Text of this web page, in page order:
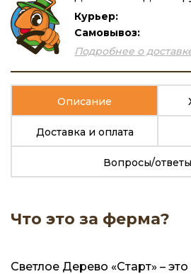
Курьер:
Самовывоз:
Подробнее о
Описание
Доставка и оплата
Вопросы/ответы
Что это за ферма?
Светлое Дерево «Старт» –